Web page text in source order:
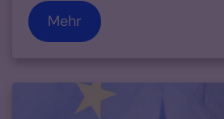
Mehr